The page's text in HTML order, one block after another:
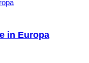
in Europa